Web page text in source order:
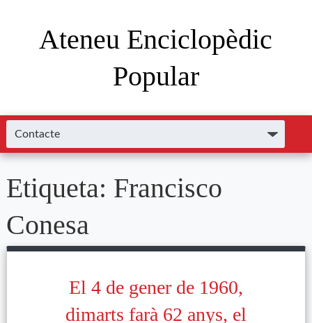
Ateneu Enciclopèdic
Popular
Etiqueta: Francisco
Conesa
El 4 de gener de 1960,
dimarts farà 62 anys, el